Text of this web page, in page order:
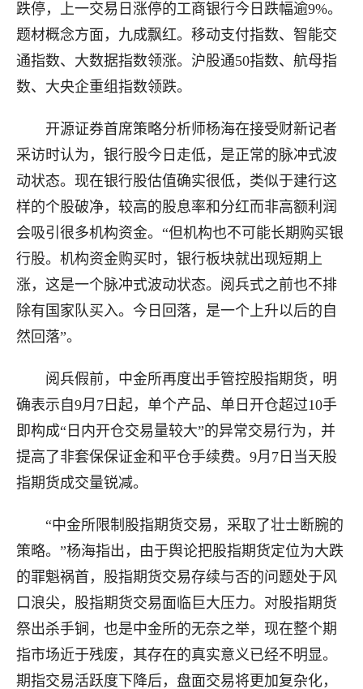
跌停，上一交易日涨停的工商银行今日跌幅逾9%。
题材概念方面，九成飘红。移动支付指数、智能交
通指数、大数据指数领涨。沪股通50指数、航母指
数、大央企重组指数领跌。
开源证券首席策略分析师杨海在接受财新记者
采访时认为，银行股今日走低，是正常的脉冲式波
动状态。现在银行股估值确实很低，类似于建行这
样的个股破净，较高的股息率和分红而非高额利润
会吸引很多机构资金。“但机构也不可能长期购买银
行股。机构资金购买时，银行板块就出现短期上
涨，这是一个脉冲式波动状态。阅兵式之前也不排
除有国家队买入。今日回落，是一个上升以后的自
然回落”。
阅兵假前，中金所再度出手管控股指期货，明
确表示自9月7日起，单个产品、单日开仓超过10手
即构成“日内开仓交易量较大”的异常交易行为，并
提高了非套保保证金和平仓手续费。9月7日当天股
指期货成交量锐减。
“中金所限制股指期货交易，采取了壮士断腕的
策略。”杨海指出，由于舆论把股指期货定位为大跌
的罪魁祸首，股指期货交易存续与否的问题处于风
口浪尖，股指期货交易面临巨大压力。对股指期货
祭出杀手锏，也是中金所的无奈之举，现在整个期
指市场近于残废，其存在的真实意义已经不明显。
期指交易活跃度下降后，盘面交易将更加复杂化，